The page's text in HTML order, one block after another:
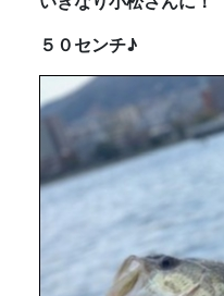
５０センチ♪